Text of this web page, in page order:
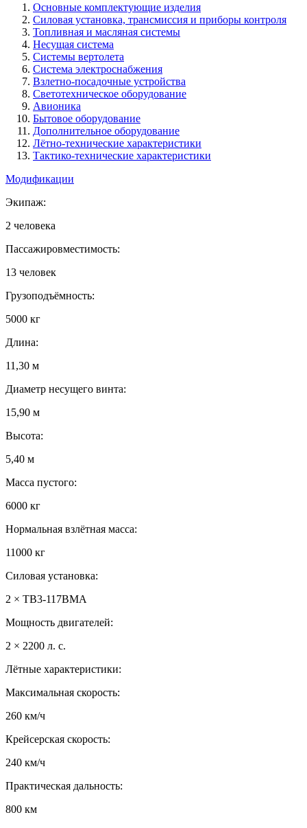
Основные комплектующие изделия
Силовая установка, трансмиссия и приборы контроля
Топливная и масляная системы
Несущая система
Системы вертолета
Система электроснабжения
Взлетно-посадочные устройства
Светотехническое оборудование
Авионика
Бытовое оборудование
Дополнительное оборудование
Лётно-технические характеристики
Тактико-технические характеристики
Модификации
Экипаж:
2 человека
Пассажировместимость:
13 человек
Грузоподъёмность:
5000 кг
Длина:
11,30 м
Диаметр несущего винта:
15,90 м
Высота:
5,40 м
Масса пустого:
6000 кг
Нормальная взлётная масса:
11000 кг
Силовая установка:
2 × ТВ3-117ВМА
Мощность двигателей:
2 × 2200 л. с.
Лётные характеристики:
Максимальная скорость:
260 км/ч
Крейсерская скорость:
240 км/ч
Практическая дальность:
800 км